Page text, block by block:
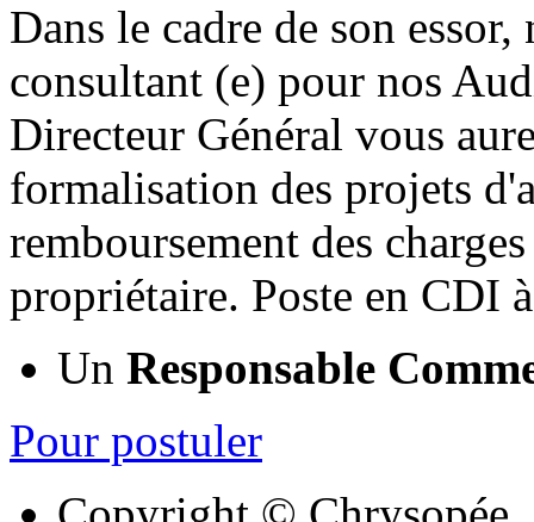
Dans le cadre de son
consultant (e) pour nos
Directeur Général vous
formalisation des projets
remboursement des
propriétaire. Poste en CDI
Un Responsable
Pour postuler